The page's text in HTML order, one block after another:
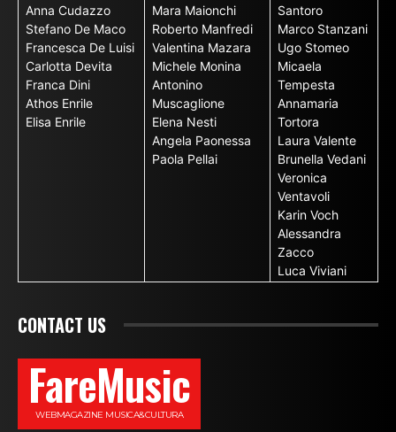
Anna Cudazzo
Stefano De Maco
Francesca De Luisi
Carlotta Devita
Franca Dini
Athos Enrile
Elisa Enrile
Mara Maionchi
Roberto Manfredi
Valentina Mazara
Michele Monina
Antonino
Muscaglione
Elena Nesti
Angela Paonessa
Paola Pellai
Santoro
Marco Stanzani
Ugo Stomeo
Micaela
Tempesta
Annamaria
Tortora
Laura Valente
Brunella Vedani
Veronica
Ventavoli
Karin Voch
Alessandra
Zacco
Luca Viviani
CONTACT US
FareMusic
WEBMAGAZINE MUSICA&CULTURA